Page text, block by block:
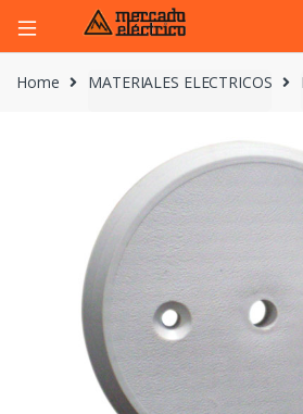
Home MATERIALES ELECTRICOS